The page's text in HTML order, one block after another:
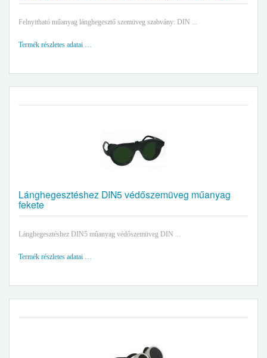
Felnyitható műanyag lánghegesztő szemüveg szabvány: DIN ...
Termék részletes adatai …
Lánghegesztéshez DIN5 védőszemüveg műanyag
fekete
Lánghegesztéshez DIN5 műanyag védőszemüveg DIN ...
Termék részletes adatai …